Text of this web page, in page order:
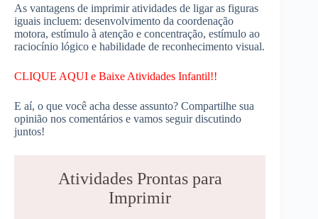
As vantagens de imprimir atividades de ligar as figuras
iguais incluem: desenvolvimento da coordenação
motora, estímulo à atenção e concentração, estímulo ao
raciocínio lógico e habilidade de reconhecimento visual.
CLIQUE AQUI e Baixe Atividades Infantil!!
E aí, o que você acha desse assunto? Compartilhe sua
opinião nos comentários e vamos seguir discutindo
juntos!
Atividades Prontas para
Imprimir